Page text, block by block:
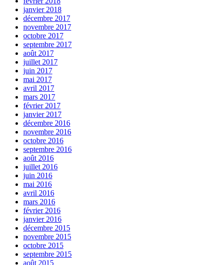
janvier 2018
décembre 2017
novembre 2017
octobre 2017
septembre 2017
août 2017
juillet 2017
juin 2017
mai 2017
avril 2017
mars 2017
février 2017
janvier 2017
décembre 2016
novembre 2016
octobre 2016
septembre 2016
août 2016
juillet 2016
juin 2016
mai 2016
avril 2016
mars 2016
février 2016
janvier 2016
décembre 2015
novembre 2015
octobre 2015
septembre 2015
août 2015